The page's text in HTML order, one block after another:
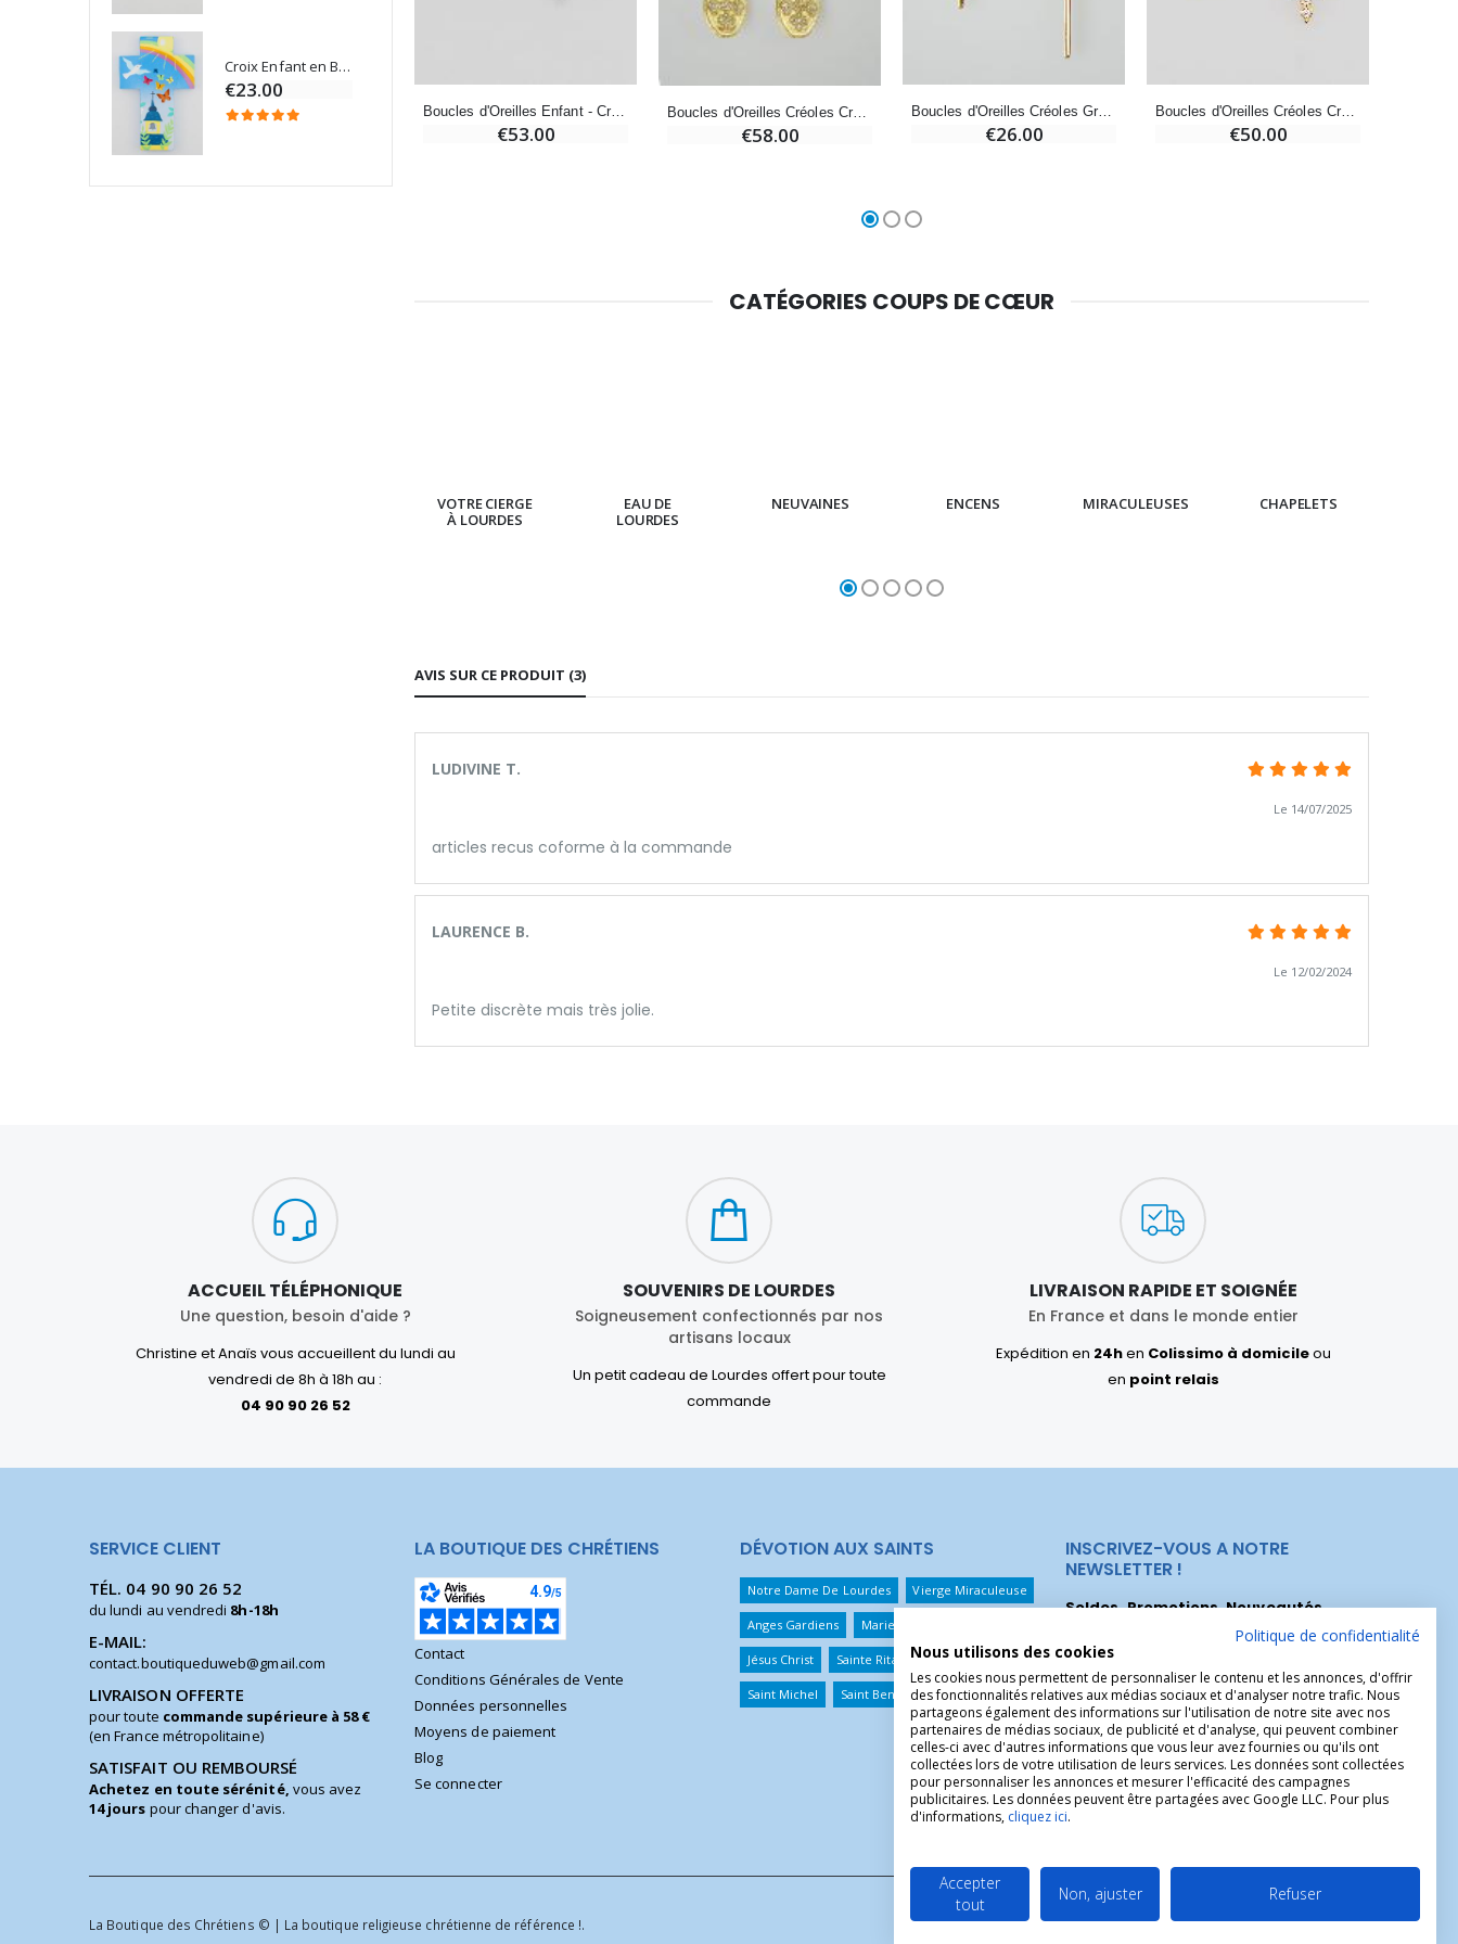
Croix Enfant en Bois Eglise Papillons et Arc-en-ciel 15 cm
€23.00 €4.90 €23.00 €4.90
Boucles d'Oreilles Enfant - Créoles Croix
€53.00
Boucles d'Oreilles Créoles Croix de Diamants & Plaqué Or
€58.00
Boucles d'Oreilles Créoles Grande Croix en Plaqué Or
€26.00
Boucles d'Oreilles Créoles Croix Orthodoxe Or & Diamants
€50.00
CATÉGORIES COUPS DE CŒUR
VOTRE CIERGE
À LOURDES
EAU DE
LOURDES
NEUVAINES ENCENS MIRACULEUSES CHAPELETS
AVIS SUR CE PRODUIT (3)
LUDIVINE T.
Le 14/07/2025
articles recus coforme à la commande
LAURENCE B.
Le 12/02/2024
Petite discrète mais très jolie.
ACCUEIL TÉLÉPHONIQUE
Une question, besoin d'aide ?
Christine et Anaïs vous accueillent du lundi au
vendredi de 8h à 18h au :
04 90 90 26 52
SOUVENIRS DE LOURDES
Soigneusement confectionnés par nos
artisans locaux
Un petit cadeau de Lourdes offert pour toute
commande
LIVRAISON RAPIDE ET SOIGNÉE
En France et dans le monde entier
Expédition en 24hen Colissimo à domicileou
en point relais
SERVICE CLIENT
TÉL. 04 90 90 26 52
du lundi au vendredi 8h-18h
E-MAIL:
contact.boutiqueduweb@gmail.com
LIVRAISON OFFERTE
pour toute commande supérieure à 58 €
(en France métropolitaine)
SATISFAIT OU REMBOURSÉ
Achetez en toute sérénité, vous avez
14 jours pour changer d'avis.
LA BOUTIQUE DES CHRÉTIENS
Contact
Conditions Générales de Vente
Données personnelles
Moyens de paiement
Blog
Se connecter
DÉVOTION AUX SAINTS
Notre Dame De Lourdes Vierge Miraculeuse
Anges Gardiens Marie Qui Défait Les Noeuds
Jésus Christ Sainte Rita Sainte Thérèse
Saint Michel Saint Benoît Saint Christophe
INSCRIVEZ-VOUS A NOTRE
NEWSLETTER !
Soldes, Promotions, Nouveautés...
Inscrivez-vous maintenant pour recevoir
nos meilleures offres.
La Boutique des Chrétiens © | La boutique religieuse chrétienne de référence !.
Politique de confidentialité
Nous utilisons des cookies
Les cookies nous permettent de personnaliser le contenu et les annonces, d'offrir
des fonctionnalités relatives aux médias sociaux et d'analyser notre trafic. Nous
partageons également des informations sur l'utilisation de notre site avec nos
partenaires de médias sociaux, de publicité et d'analyse, qui peuvent combiner
celles-ci avec d'autres informations que vous leur avez fournies ou qu'ils ont
collectées lors de votre utilisation de leurs services. Les données sont collectées
pour personnaliser les annonces et mesurer l'efficacité des campagnes
publicitaires. Les données peuvent être partagées avec Google LLC. Pour plus
d'informations, cliquez ici.
Accepter
tout
Non, ajuster Refuser